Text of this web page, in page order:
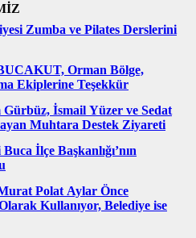
Zumba ve Pilates Derslerini
Orman Bölge,
Ekiplerine Teşekkür
İsmail Yüzer ve Sedat
Muhtara Destek Ziyareti
İlçe Başkanlığı’nın
Polat Aylar Önce
Kullanıyor, Belediye ise